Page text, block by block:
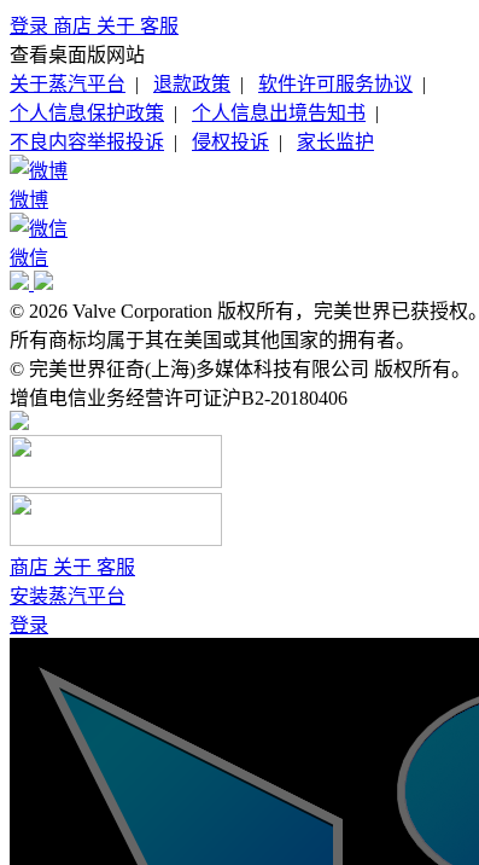
登录 商店 关于 客服
查看桌面版网站
关于蒸汽平台 | 退款政策 | 软件许可服务协议 |
个人信息保护政策 | 个人信息出境告知书 |
不良内容举报投诉 | 侵权投诉 | 家长监护
微博
微信
© 2026 Valve Corporation 版权所有，完美世界已获授权。
所有商标均属于其在美国或其他国家的拥有者。
© 完美世界征奇(上海)多媒体科技有限公司 版权所有。
增值电信业务经营许可证沪B2-20180406
商店 关于 客服
安装蒸汽平台
登录